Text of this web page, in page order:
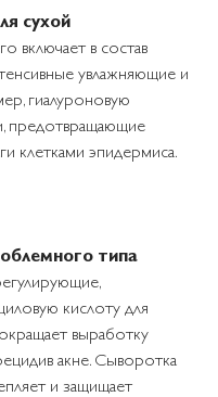
сухой
включает в состав
увлажняющие и
гиалуроновую
предотвращающие
клетками эпидермиса.
типа
кислоту для
выработку
акне. Сыворотка
и защищает